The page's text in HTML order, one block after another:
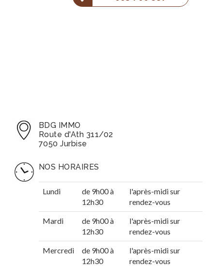
BDG IMMO
Route d'Ath 311/02
7050 Jurbise
NOS HORAIRES
Lundi
de 9h00 à
12h30
l'après-midi sur
rendez-vous
Mardi
de 9h00 à
12h30
l'après-midi sur
rendez-vous
Mercredi
de 9h00 à
12h30
l'après-midi sur
rendez-vous